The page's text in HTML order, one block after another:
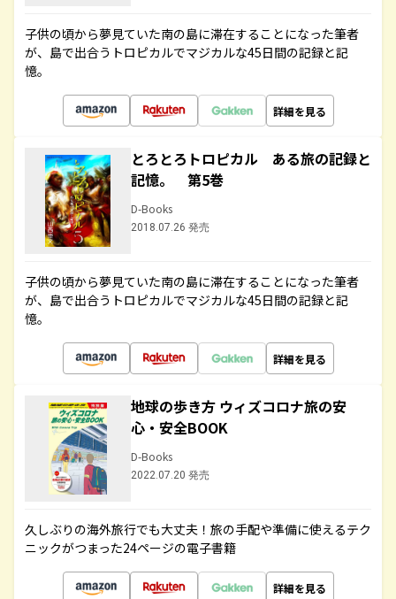
子供の頃から夢見ていた南の島に滞在することになった筆者
が、島で出合うトロピカルでマジカルな45日間の記録と記
憶。
詳細を見る
とろとろトロピカル ある旅の記録と
記憶。 第5巻
D-Books
2018.07.26 発売
子供の頃から夢見ていた南の島に滞在することになった筆者
が、島で出合うトロピカルでマジカルな45日間の記録と記
憶。
詳細を見る
地球の歩き方 ウィズコロナ旅の安
心・安全BOOK
D-Books
2022.07.20 発売
久しぶりの海外旅行でも大丈夫！旅の手配や準備に使えるテク
ニックがつまった24ページの電子書籍
詳細を見る